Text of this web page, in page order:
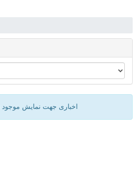
اخباری جهت نمایش